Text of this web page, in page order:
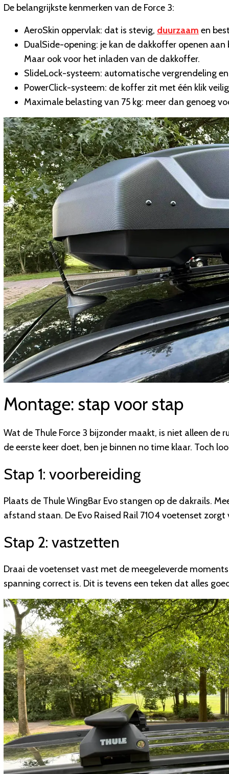
De belangrijkste kenmerken van de Force 3:
AeroSkin oppervlak: dat is stevig, duurzaam en
DualSide-opening: je kan de dakkoffer openen
Maar ook voor het inladen van de dakkoffer.
SlideLock-systeem: automatische vergrendeling
PowerClick-systeem: de koffer zit met één klik
Maximale belasting van 75 kg: meer dan genoeg
Montage: stap voor stap
Wat de Thule Force 3 bijzonder maakt, is niet alleen
de eerste keer doet, ben je binnen no time klaar. Toch
Stap 1: voorbereiding
Plaats de Thule WingBar Evo stangen op de dakrails.
afstand staan. De Evo Raised Rail 7104 voetenset zorgt
Stap 2: vastzetten
Draai de voetenset vast met de meegeleverde
spanning correct is. Dit is tevens een teken dat alles